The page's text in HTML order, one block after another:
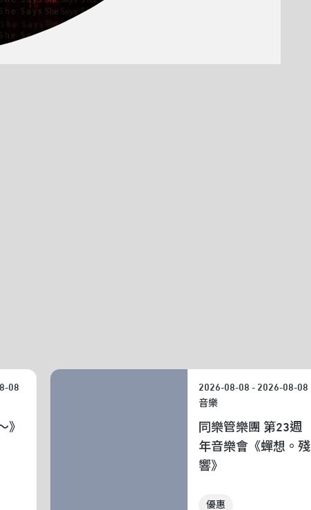
08
》
2026-08-08 - 2026-08-08
音樂
同樂管樂團 第23週
年音樂會《蟬想。殘
響》
優惠